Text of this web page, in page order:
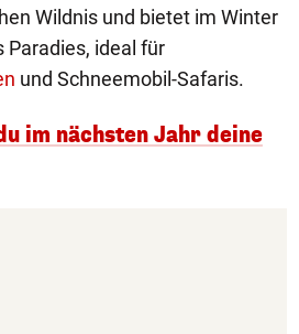
Wildnis und bietet im Winter
Paradies, ideal für
und Schneemobil-Safaris.
im nächsten Jahr deine